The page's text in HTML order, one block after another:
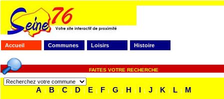
Accueil Communes Loisirs Histoire
FAITES VOTRE RECHERCHE
A | B | C | D | E | F | G | H | I | J | K | L |
M